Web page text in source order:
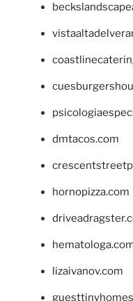
dmtacos.com
hornopizza.com
lizaivanov.com